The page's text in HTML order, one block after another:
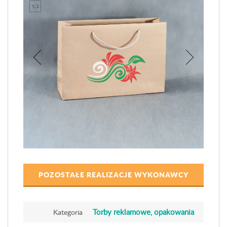
POZOSTAŁE REALIZACJE WYKONAWCY
Kategoria Torby reklamowe, opakowania